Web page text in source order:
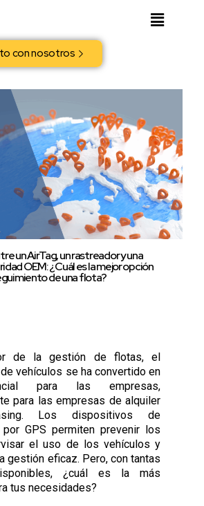
con nosotros
un AirTag, un rastreador y una
OEM: ¿Cuál es la mejor opción
de una flota?
de la gestión de flotas, el
vehículos se ha convertido en
para las empresas,
para las empresas de alquiler
Los dispositivos de
por GPS permiten prevenir los
el uso de los vehículos y
gestión eficaz. Pero, con tantas
¿cuál es la más
tus necesidades?